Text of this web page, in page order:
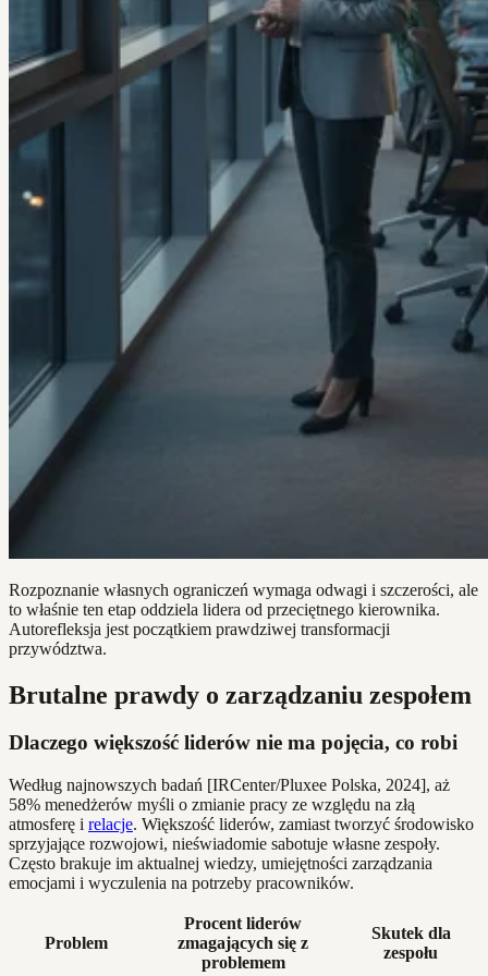
Rozpoznanie własnych ograniczeń wymaga odwagi i szczerości, ale
to właśnie ten etap oddziela lidera od przeciętnego kierownika.
Autorefleksja jest początkiem prawdziwej transformacji
przywództwa.
Brutalne prawdy o zarządzaniu zespołem
Dlaczego większość liderów nie ma pojęcia, co robi
Według najnowszych badań [IRCenter/Pluxee Polska, 2024], aż
58% menedżerów myśli o zmianie pracy ze względu na złą
atmosferę i relacje. Większość liderów, zamiast tworzyć środowisko
sprzyjające rozwojowi, nieświadomie sabotuje własne zespoły.
Często brakuje im aktualnej wiedzy, umiejętności zarządzania
emocjami i wyczulenia na potrzeby pracowników.
Problem
Procent liderów
zmagających się z
problemem
Skutek dla
zespołu